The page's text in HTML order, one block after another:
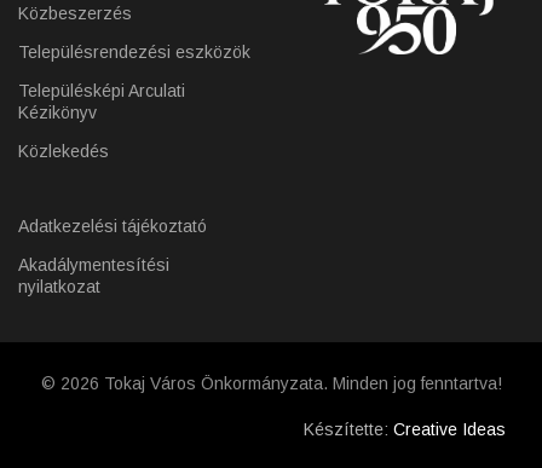
Közbeszerzés
Településrendezési eszközök
Településképi Arculati
Kézikönyv
Közlekedés
Adatkezelési tájékoztató
Akadálymentesítési
nyilatkozat
© 2026 Tokaj Város Önkormányzata. Minden jog fenntartva!
Készítette: Creative Ideas